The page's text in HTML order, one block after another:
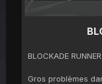
BLOCKADE RUNNER
Gros problèmes